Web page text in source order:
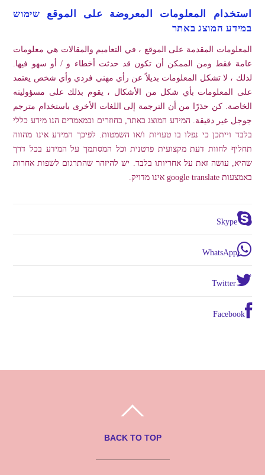
استخدام المعلومات المعروضة على الموقع שימוש
במידע המוצג באתר
المعلومات المقدمة على الموقع ، في التعاميم والمقالات هي معلومات
عامة فقط ومن الممكن أن تكون قد حدثت أخطاء و / أو سهو فيها.
لذلك ، لا تشكل المعلومات بديلاً عن رأي مهني فردي وأي شخص يعتمد
على المعلومات بأي شكل من الأشكال ، يقوم بذلك على مسؤوليته
الخاصة. كن حذرًا من أن الترجمة إلى اللغات الأخرى باستخدام مترجم
جوجل غير دقيقة. המידע המוצג באתר, בחוזרים ובמאמרים הנו מידע כללי
בלבד וייתכן כי נפלו בו טעויות ו/או השמטות. לפיכך המידע אינו מהווה
תחליף לחוות דעת מקצועית פרטנית וכל המסתמך על המידע בכל דרך
שהיא, עושה זאת על אחריותו בלבד. יש להיזהר שהתרגום לשפות אחרות
באמצעות google translate אינו מדויק.
Skype
WhatsApp
Twitter
Facebook
BACK TO TOP